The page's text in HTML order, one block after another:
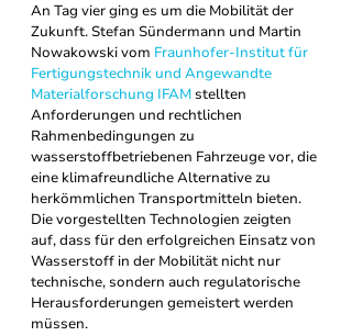
An Tag vier ging es um die Mobilität der
Zukunft. Stefan Sündermann und Martin
Nowakowski vom Fraunhofer-Institut für
Fertigungstechnik und Angewandte
Materialforschung IFAM stellten
Anforderungen und rechtlichen
Rahmenbedingungen zu
wasserstoffbetriebenen Fahrzeuge vor, die
eine klimafreundliche Alternative zu
herkömmlichen Transportmitteln bieten.
Die vorgestellten Technologien zeigten
auf, dass für den erfolgreichen Einsatz von
Wasserstoff in der Mobilität nicht nur
technische, sondern auch regulatorische
Herausforderungen gemeistert werden
müssen.